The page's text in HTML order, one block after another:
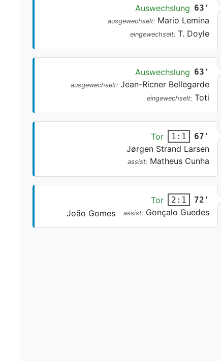
Auswechslung 63'
ausgewechselt: Mario Lemina
eingewechselt: T. Doyle
Auswechslung 63'
ausgewechselt: Jean-Ricner Bellegarde
eingewechselt: Toti
Tor 1:1 67'
Jørgen Strand Larsen
assist: Matheus Cunha
Tor 2:1 72'
João Gomes assist: Gonçalo Guedes